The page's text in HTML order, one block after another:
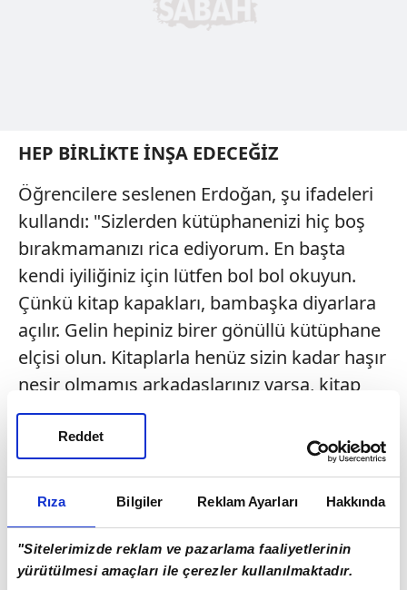
Rıza Bilgiler Reklam Ayarları Hakkında
"Sitelerimizde reklam ve pazarlama faaliyetlerinin
yürütülmesi amaçları ile çerezler kullanılmaktadır.
Reddet
HEP BİRLİKTE İNŞA EDECEĞİZ
Öğrencilere seslenen Erdoğan, şu ifadeleri
kullandı: "Sizlerden kütüphanenizi hiç boş
bırakmamanızı rica ediyorum. En başta
kendi iyiliğiniz için lütfen bol bol okuyun.
Çünkü kitap kapakları, bambaşka diyarlara
açılır. Gelin hepiniz birer gönüllü kütüphane
elçisi olun. Kitaplarla henüz sizin kadar haşır
neşir olmamış arkadaşlarınız varsa, kitap
kulüpleri kurarak, okuma maratonları
başlatarak, onları da okul kütüphanenize
davet edin. Ve hiçbiriniz 'Boş zamanlarımda
kitap okuyorum.' demeyin. 'Kitap
okumaktan hiç boş zamanım kalmıyor.'
deyin inşallah. Ecdadımız, her şehre bir
kütüphane kazandırmıştır. İlim ehlini